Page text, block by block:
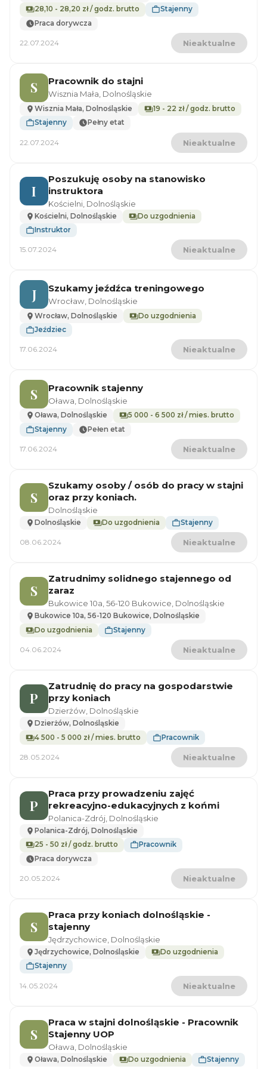
28,10 - 28,20 zł / godz. brutto
Stajenny
Praca dorywcza
22.07.2024 Nieaktualne
S Pracownik do stajni
Wisznia Mała, Dolnośląskie
Wisznia Mała, Dolnośląskie
19 - 22 zł / godz. brutto
Stajenny
Pełny etat
22.07.2024 Nieaktualne
I
Poszukuję osoby na stanowisko
instruktora
Kościelni, Dolnośląskie
Kościelni, Dolnośląskie
Do uzgodnienia
Instruktor
15.07.2024 Nieaktualne
J Szukamy jeźdźca treningowego
Wrocław, Dolnośląskie
Wrocław, Dolnośląskie
Do uzgodnienia
Jeździec
17.06.2024 Nieaktualne
S Pracownik stajenny
Oława, Dolnośląskie
Oława, Dolnośląskie
5 000 - 6 500 zł / mies. brutto
Stajenny
Pełen etat
17.06.2024 Nieaktualne
S
Szukamy osoby / osób do pracy w stajni
oraz przy koniach.
Dolnośląskie
Dolnośląskie Do uzgodnienia Stajenny
08.06.2024 Nieaktualne
S
Zatrudnimy solidnego stajennego od
zaraz
Bukowice 10a, 56-120 Bukowice, Dolnośląskie
Bukowice 10a, 56-120 Bukowice, Dolnośląskie
Do uzgodnienia
Stajenny
04.06.2024 Nieaktualne
P
Zatrudnię do pracy na gospodarstwie
przy koniach
Dzierżów, Dolnośląskie
Dzierżów, Dolnośląskie
4 500 - 5 000 zł / mies. brutto
Pracownik
28.05.2024 Nieaktualne
P
Praca przy prowadzeniu zajęć
rekreacyjno-edukacyjnych z końmi
Polanica-Zdrój, Dolnośląskie
Polanica-Zdrój, Dolnośląskie
25 - 50 zł / godz. brutto
Pracownik
Praca dorywcza
20.05.2024 Nieaktualne
S
Praca przy koniach dolnośląskie -
stajenny
Jędrzychowice, Dolnośląskie
Jędrzychowice, Dolnośląskie
Do uzgodnienia
Stajenny
14.05.2024 Nieaktualne
S
Praca w stajni dolnośląskie - Pracownik
Stajenny UOP
Oława, Dolnośląskie
Oława, Dolnośląskie Do uzgodnienia Stajenny